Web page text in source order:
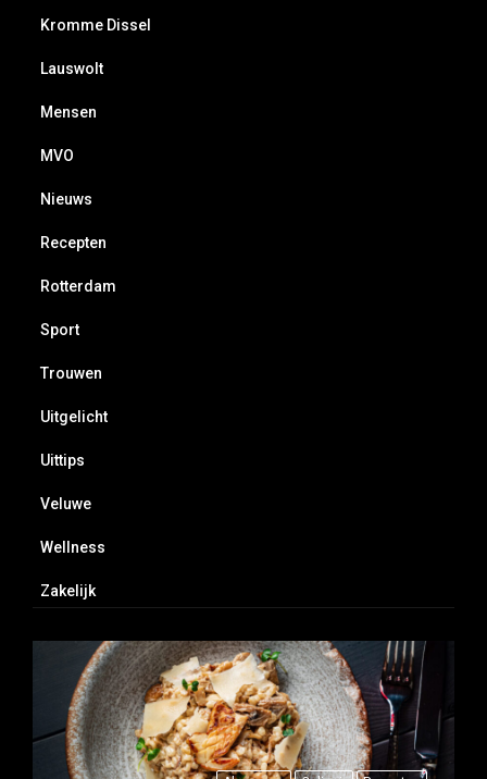
Kromme Dissel
Lauswolt
Mensen
MVO
Nieuws
Recepten
Rotterdam
Sport
Trouwen
Uitgelicht
Uittips
Veluwe
Wellness
Zakelijk